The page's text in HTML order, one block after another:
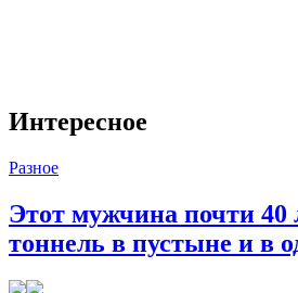
Интересное
Разное
Этот мужчина почти 40
тоннель в пустыне и в